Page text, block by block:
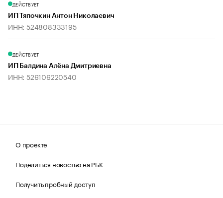
ДЕЙСТВУЕТ
ИП Тяпочкин Антон Николаевич
ИНН: 524808333195
ДЕЙСТВУЕТ
ИП Балдина Алёна Дмитриевна
ИНН: 526106220540
О проекте
Поделиться новостью на РБК
Получить пробный доступ